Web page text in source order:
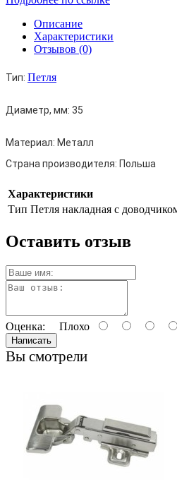
Описание
Характеристики
Отзывов (0)
Тип: Петля
Диаметр, мм: 35
Материал: Металл
Страна производителя: Польша
Характеристики
Тип Петля накладная с
Оставить отзыв
Оценка: Плохо
Написать
Вы смотрели